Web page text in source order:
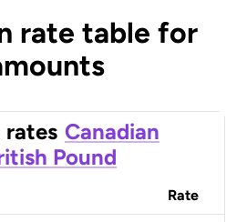
rate table for
rates Canadian
Pound
Rate